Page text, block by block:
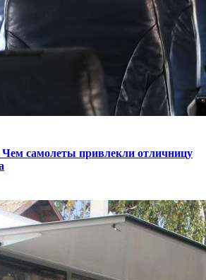
самолеты привлекли отличницу